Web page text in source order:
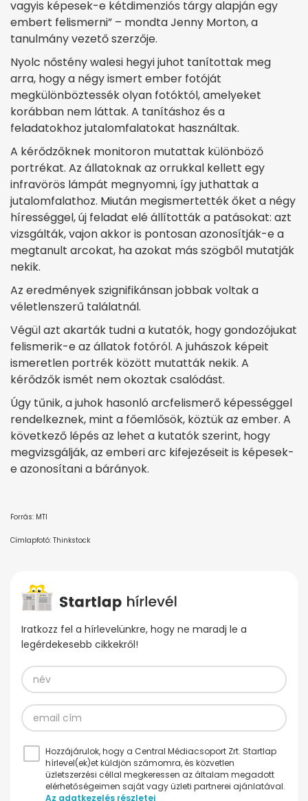
vagyis képesek-e kétdimenziós tárgy alapján egy
embert felismerni” – mondta Jenny Morton, a
tanulmány vezető szerzője.
Nyolc nőstény walesi hegyi juhot tanítottak meg
arra, hogy a négy ismert ember fotóját
megkülönböztessék olyan fotóktól, amelyeket
korábban nem láttak. A tanításhoz és a
feladatokhoz jutalomfalatokat használtak.
A kérődzőknek monitoron mutattak különböző
portrékat. Az állatoknak az orrukkal kellett egy
infravörös lámpát megnyomni, így juthattak a
jutalomfalathoz. Miután megismertették őket a négy
hírességgel, új feladat elé állították a patásokat: azt
vizsgálták, vajon akkor is pontosan azonosítják-e a
megtanult arcokat, ha azokat más szögből mutatják
nekik.
Az eredmények szignifikánsan jobbak voltak a
véletlenszerű találatnál.
Végül azt akarták tudni a kutatók, hogy gondozójukat
felismerik-e az állatok fotóról. A juhászok képeit
ismeretlen portrék között mutatták nekik. A
kérődzők ismét nem okoztak csalódást.
Úgy tűnik, a juhok hasonló arcfelismerő képességgel
rendelkeznek, mint a főemlősök, köztük az ember. A
következő lépés az lehet a kutatók szerint, hogy
megvizsgálják, az emberi arc kifejezéseit is képesek-
e azonosítani a bárányok.
Forrás: MTI
Címlapfotó: Thinkstock
Iratkozz fel a hírlevelünkre, hogy ne maradj le a
legérdekesebb cikkekről!
Hozzájárulok, hogy a Central Médiacsoport Zrt. Startlap
hírlevel(ek)et küldjön számomra, és közvetlen
üzletszerzési céllal megkeressen az általam megadott
elérhetőségeimen saját vagy üzleti partnerei ajánlatával.
Az adatkezelés részletei